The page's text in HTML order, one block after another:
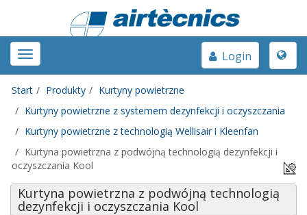
Toggle
navigation
Toggle
Login
Start Produkty
Kurtyny powietrzne
Kurtyny powietrzne z systemem dezynfekcji i oczyszczania
Kurtyny powietrzne z technologią Wellisair i Kleenfan
Kurtyna powietrzna z podwójną technologią dezynfekcji i
oczyszczania Kool
Kurtyna powietrzna z podwójną technologią
dezynfekcji i oczyszczania Kool